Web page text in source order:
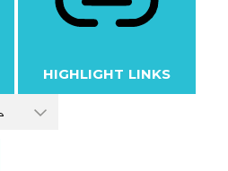
HIGHLIGHT LINKS